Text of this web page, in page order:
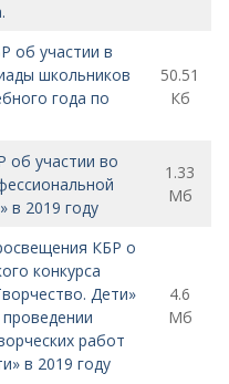
об участии в
школьников
года по
50.51
Кб
об участии во
в 2019 году
1.33
Мб
КБР о
конкурса
Дети»
работ
в 2019 году
4.6
Мб